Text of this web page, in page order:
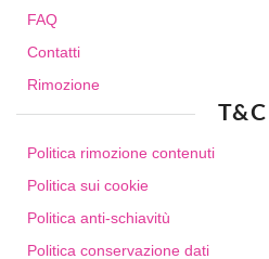
FAQ
Contatti
Rimozione
T&C
Politica rimozione contenuti
Politica sui cookie
Politica anti-schiavitù
Politica conservazione dati